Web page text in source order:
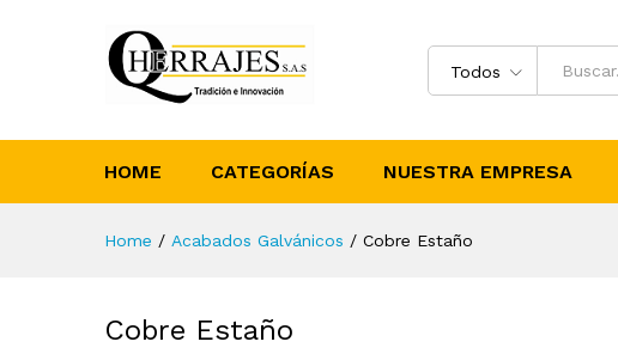
Todos
HOME CATEGORÍAS NUESTRA EMPRESA
Home / Acabados Galvánicos / Cobre Estaño
Cobre Estaño